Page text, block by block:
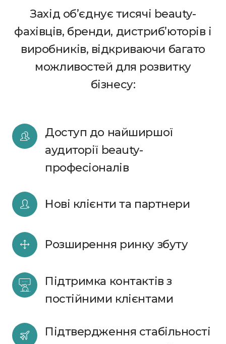
Захід об’єднує тисячі beauty-
фахівців, бренди, дистриб’юторів і
виробників, відкриваючи багато
можливостей для розвитку
бізнесу:
Доступ до найширшої
аудиторії beauty-
професіоналів
Нові клієнти та партнери
Розширення ринку збуту
Підтримка контактів з
постійними клієнтами
Підтвердження стабільності